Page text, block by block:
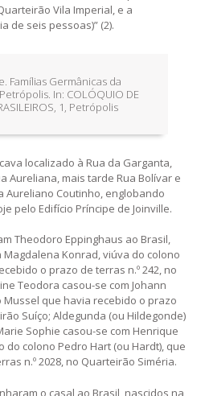
Vila Imperial, e a
de seis pessoas)” (2).
Famílias Germânicas da
In: COLÓQUIO DE
1, Petrópolis
localizado à Rua da Garganta,
Aureliana, mais tarde Rua Bolívar e
Aureliano Coutinho, englobando
pelo Edifício Príncipe de Joinville.
Theodoro Eppinghaus ao Brasil,
Konrad, viúva do colono
o prazo de terras n.º 242, no
Teodora casou-se com Johann
que havia recebido o prazo
Suíço; Aldegunda (ou Hildegonde)
Sophie casou-se com Henrique
do colono Pedro Hart (ou Hardt), que
n.º 2028, no Quarteirão Siméria.
o casal ao Brasil, nascidos na